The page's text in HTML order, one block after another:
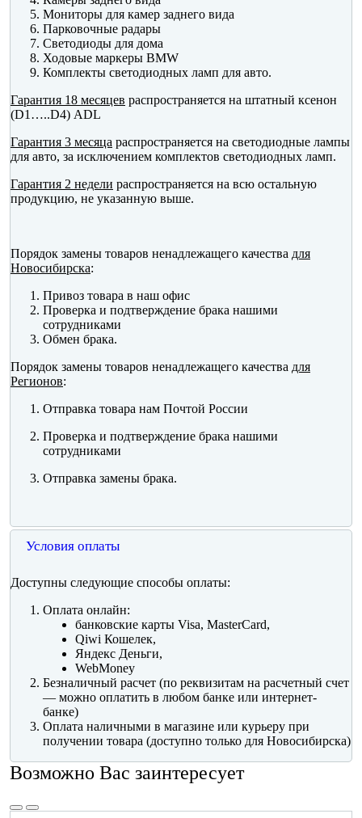
Мониторы для камер заднего вида
Парковочные радары
Светодиоды для дома
Ходовые маркеры BMW
Комплекты светодиодных ламп для авто.
Гарантия 18 месяцев распространяется на штатный ксенон
(D1…..D4) ADL
Гарантия 3 месяца распространяется на светодиодные лампы
для авто, за исключением комплектов светодиодных ламп.
Гарантия 2 недели распространяется на всю остальную
продукцию, не указанную выше.
Порядок замены товаров ненадлежащего качества для
Новосибирска:
Привоз товара в наш офис
Проверка и подтверждение брака нашими
сотрудниками
Обмен брака.
Порядок замены товаров ненадлежащего качества для
Регионов:
Отправка товара нам Почтой России
Проверка и подтверждение брака нашими
сотрудниками
Отправка замены брака.
Условия оплаты
Доступны следующие способы оплаты:
Оплата онлайн:
банковские карты Visa, MasterCard,
Qiwi Кошелек,
Яндекс Деньги,
WebMoney
Безналичный расчет (по реквизитам на расчетный счет
— можно оплатить в любом банке или интернет-
банке)
Оплата наличными в магазине или курьеру при
получении товара (доступно только для Новосибирска)
Возможно Вас заинтересует